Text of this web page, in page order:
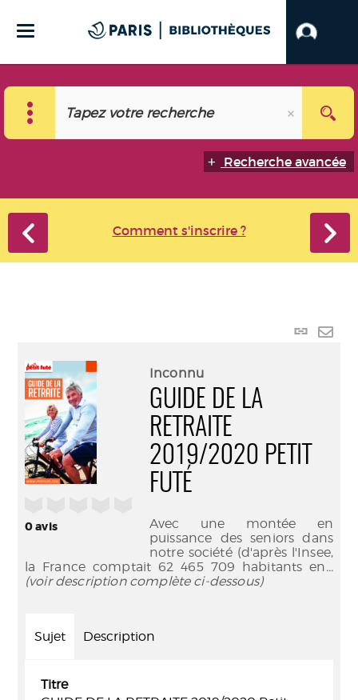
Recherche avancée
Comment s'inscrire ?
Lien
0avis
Inconnu
GUIDE DE LA
RETRAITE
2019/2020 PETIT
FUTÉ
Avec une montée en
puissance des seniors dans
notre société (d'après l'Insee,
la France comptait 62 465 709 habitants en...
(voir description complète ci-dessous)
Sujet Description
Titre